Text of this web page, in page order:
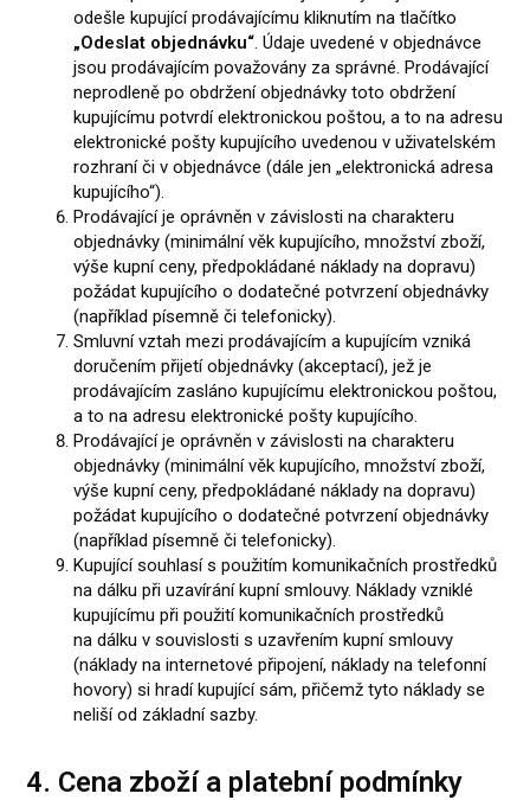
odešle kupující prodávajícímu kliknutím na tlačítko
„Odeslat objednávku“ . Údaje uvedené v objednávce
jsou prodávajícím považovány za správné. Prodávající
neprodleně po obdržení objednávky toto obdržení
kupujícímu potvrdí elektronickou poštou, a to na adresu
elektronické pošty kupujícího uvedenou v uživatelském
rozhraní či v objednávce (dále jen „elektronická adresa
kupujícího“).
Prodávající je oprávněn v závislosti na charakteru
objednávky (minimální věk kupujícího, množství zboží,
výše kupní ceny, předpokládané náklady na dopravu)
požádat kupujícího o dodatečné potvrzení objednávky
(například písemně či telefonicky).
Smluvní vztah mezi prodávajícím a kupujícím vzniká
doručením přijetí objednávky (akceptací), jež je
prodávajícím zasláno kupujícímu elektronickou poštou,
a to na adresu elektronické pošty kupujícího.
Prodávající je oprávněn v závislosti na charakteru
objednávky (minimální věk kupujícího, množství zboží,
výše kupní ceny, předpokládané náklady na dopravu)
požádat kupujícího o dodatečné potvrzení objednávky
(například písemně či telefonicky).
Kupující souhlasí s použitím komunikačních prostředků
na dálku při uzavírání kupní smlouvy. Náklady vzniklé
kupujícímu při použití komunikačních prostředků
na dálku v souvislosti s uzavřením kupní smlouvy
(náklady na internetové připojení, náklady na telefonní
hovory) si hradí kupující sám, přičemž tyto náklady se
neliší od základní sazby.
4. Cena zboží a platební podmínky